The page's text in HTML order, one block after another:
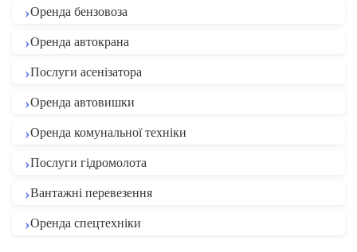
Оренда бензовоза
Оренда автокрана
Послуги асенізатора
Оренда автовишки
Оренда комунальної техніки
Послуги гідромолота
Вантажні перевезення
Оренда спецтехніки